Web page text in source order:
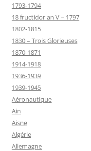
1793-1794
18 fructidor an V – 1797
1802-1815
1830 – Trois Glorieuses
1870-1871
1914-1918
1936-1939
1939-1945
Aéronautique
Ain
Aisne
Algérie
Allemagne